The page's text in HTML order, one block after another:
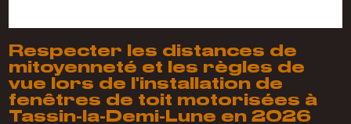
Respecter les distances de
mitoyenneté et les règles de
vue lors de l'installation de
fenêtres de toit motorisées à
Tassin-la-Demi-Lune en 2026